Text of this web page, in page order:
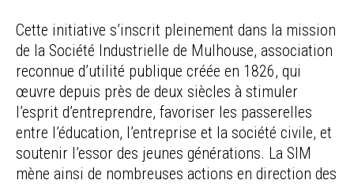
Cette initiative s’inscrit pleinement dans la mission
de la Société Industrielle de Mulhouse, association
reconnue d’utilité publique créée en 1826, qui
œuvre depuis près de deux siècles à stimuler
l’esprit d’entreprendre, favoriser les passerelles
entre l’éducation, l’entreprise et la société civile, et
soutenir l’essor des jeunes générations. La SIM
mène ainsi de nombreuses actions en direction des